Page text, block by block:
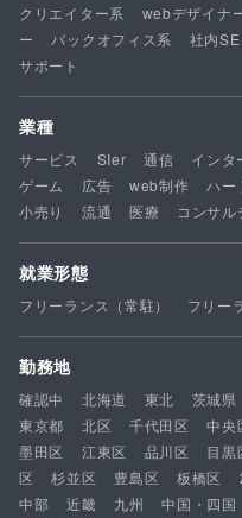
クリエイター系
webデザイナ
ー
バックオフィス系 社内SE
サポート
業種
サービス SIer 通信 インタ
ゲーム
広告 web制作 ハー
小売り
流通 医療 コンサ
就業形態
フリーランス（常駐） フリー
勤務地
確認中 北海道 東北 茨城県
東京都
北区 千代田区 中央
墨田区
江東区 品川区 目黒
区
杉並区 豊島区 板橋区
中部
近畿 九州 中国・四国